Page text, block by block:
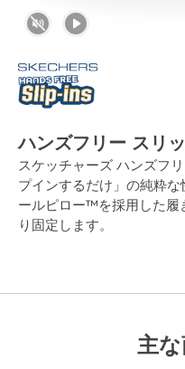
ハンズフリー スリ
スケッチャーズ ハンズフ
プインするだけ」の純粋
ールピロー™を採用した履
り固定します。
主